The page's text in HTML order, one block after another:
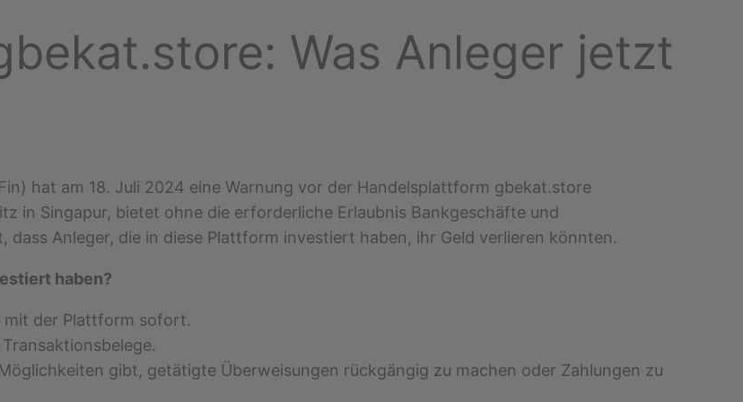
Was Anleger jetzt
hat am 18. Juli 2024 eine Warnung vor der Handelsplattform gbekat.store
in Singapur, bietet ohne die erforderliche Erlaubnis Bankgeschäfte und
Anleger, die in diese Plattform investiert haben, ihr Geld verlieren könnten.
haben?
mit der Plattform sofort.
gibt, getätigte Überweisungen rückgängig zu machen oder Zahlungen zu